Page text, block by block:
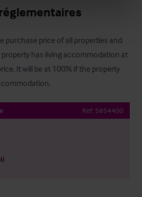
purchase price of all properties and
has living accommodation at
It will be at 100% if the property
Ref: 5854400